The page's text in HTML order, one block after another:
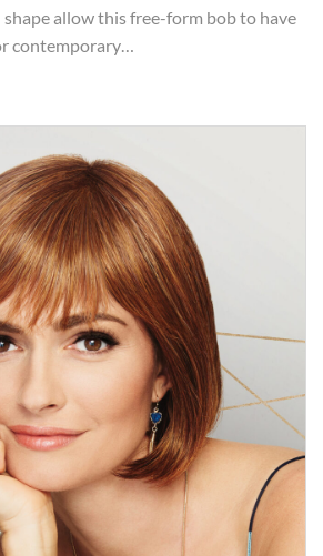
allow this free-form bob to have
contemporary…